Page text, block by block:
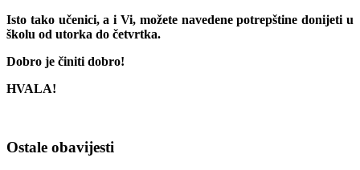
Isto tako učenici, a i Vi, možete navedene potrepštine donijeti u
školu od utorka do četvrtka.
Dobro je činiti dobro!
HVALA!
Ostale obavijesti